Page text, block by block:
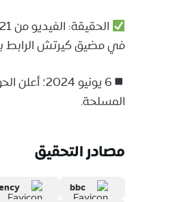
في مضيق كيرتش الرابط
6 يونيو
المسلحة.
مصادر التحقيق
bbc